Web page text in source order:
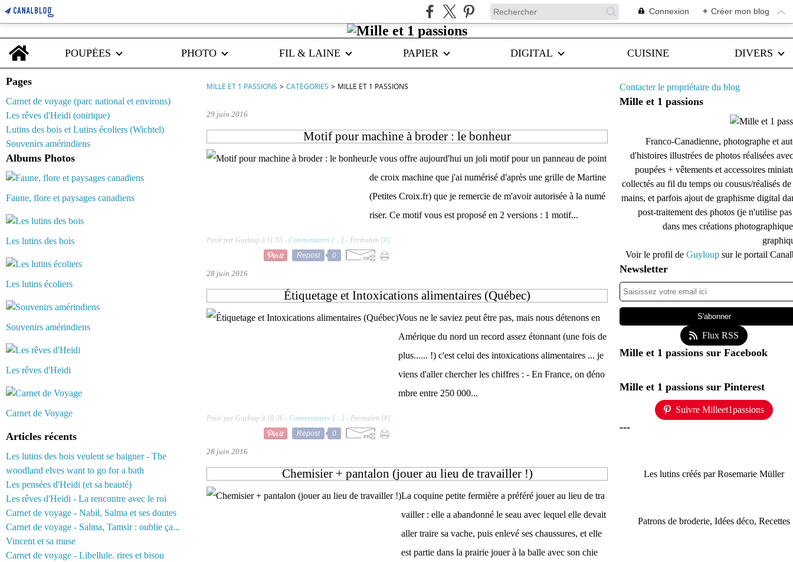
Connexion + Créer mon blog
Home
POUPÉES
PHOTO FIL & LAINE PAPIER DIGITAL CUISINE DIVERS
Pages
Carnet de voyage (parc national et environs)
Les rêves d'Heidi (onirique)
Lutins des bois et Lutins écoliers (Wichtel)
Souvenirs amérindiens
Albums Photos
Faune, flore et paysages canadiens
Les lutins des bois
Les lutins écoliers
Souvenirs amérindiens
Les rêves d'Heidi
Carnet de Voyage
Articles récents
Les lutins des bois veulent se baigner - The
woodland elves want to go for a bath
Les pensées d'Heidi (et sa beauté)
Les rêves d'Heidi - La rencontre avec le roi
Carnet de voyage - Nabil, Salma et ses doutes
Carnet de voyage - Salma, Tamsir : oublie ça...
Vincent et sa muse
Carnet de voyage - Libellule. rires et bisou
MILLE ET 1 PASSIONS > CATEGORIES > MILLE ET 1 PASSIONS
29 juin 2016
Motif pour machine à broder : le bonheur
Je vous offre aujourd'hui un joli motif pour un panneau de point
de croix machine que j'ai numérisé d'après une grille de Martine
(Petites Croix.fr) que je remercie de m'avoir autorisée à la numé
riser. Ce motif vous est proposé en 2 versions : 1 motif...
Posté par Guyloup à 11:55 - Commentaires [… ] - Permalien [#]
Repost
0
28 juin 2016
Étiquetage et Intoxications alimentaires (Québec)
Vous ne le saviez peut être pas, mais nous détenons en
Amérique du nord un record assez étonnant (une fois de
plus...... !) c'est celui des intoxications alimentaires ... je
viens d'aller chercher les chiffres : - En France, on déno
mbre entre 250 000...
Posté par Guyloup à 18:36 - Commentaires [… ] - Permalien [#]
Repost
0
28 juin 2016
Chemisier + pantalon (jouer au lieu de travailler !)
La coquine petite fermière a préféré jouer au lieu de tra
vailler : elle a abandonné le seau avec lequel elle devait
aller traire sa vache, puis enlevé ses chaussures, et elle
est partie dans la prairie jouer à la balle avec son chie
Contacter le propriétaire du blog
Mille et 1 passions
Franco-Canadienne, photographe et
d'histoires illustrées de photos réalisées
poupées + vêtements et accessoires
collectés au fil du temps ou cousus/réalisés de
mains, et parfois ajout de graphisme digital
post-traitement des photos (je n'utilise
dans mes créations
Voir le profil de Guyloup sur le portail
Newsletter
Flux RSS
Mille et 1 passions sur Facebook
Mille et 1 passions sur Pinterest
Suivre Milleet1passions
---
Les lutins créés par Rosemarie Müller
Patrons de broderie, Idées déco, Recettes